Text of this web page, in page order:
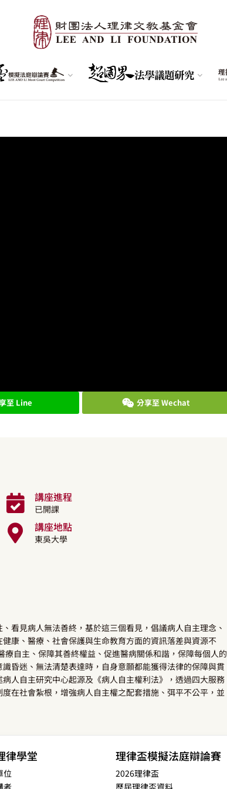
至 Line 分享至 Wechat
講座進程
已開課
講座地點
東吳大學
看見病人無法善終，基於這三個看見，倡議病人自主理念、
康、醫療、社會保護與生命教育方面的資訊落差與資源不
自主、保障其善終權益、促進醫病關係和諧，保障每個人的
昏迷、無法清楚表達時，自身意願都能獲得法律的保障與貫
人自主研究中心起源及《病人自主權利法》，透過四大服務
在社會紮根，增強病人自主權之配套措施、弭平不公平，並
律學堂
位
者
理律盃模擬法庭辯論賽
2026理律盃
歷屆理律盃資料